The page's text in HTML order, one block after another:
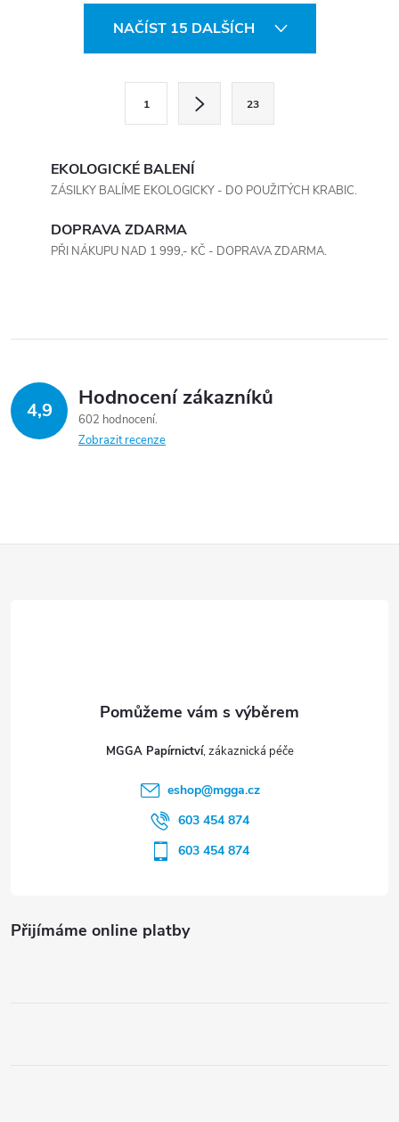
r
v
k
p
NAČÍST 15 DALŠÍCH
í
1 23
EKOLOGICKÉ BALENÍ
ZÁSILKY BALÍME EKOLOGICKY - DO POUŽITÝCH KRABIC.
DOPRAVA ZDARMA
PŘI NÁKUPU NAD 1 999,- KČ - DOPRAVA ZDARMA.
4,9 Hodnocení zákazníků
602 hodnocení
Zobrazit recenze
Přijímáme online platby
MGGA Papírnictví
eshop@mgga.cz
603 454 874
603 454 874